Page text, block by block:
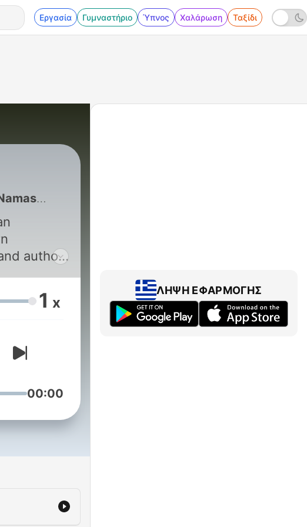
Εργασία Γυμναστήριο Ύπνος Χαλάρωση Ταξίδι
Light in All Beings
author
Refuge.
guided
The
value
and
world.
1 x
00:00
ΛΉΨΗ ΕΦΑΡΜΟΓΉΣ